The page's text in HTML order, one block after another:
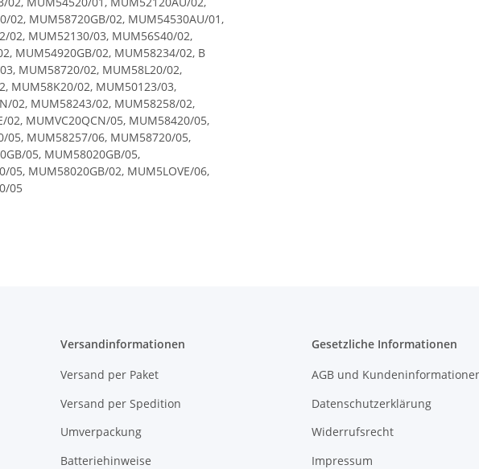
02, MUM58720GB/02, MUM54530AU/01,
02, MUM52130/03, MUM56S40/02,
MUM54920GB/02, MUM58234/02, B
MUM58720/02, MUM58L20/02,
MUM58K20/02, MUM50123/03,
02, MUM58243/02, MUM58258/02,
MUMVC20QCN/05, MUM58420/05,
05, MUM58257/06, MUM58720/05,
05, MUM58020GB/05,
05, MUM58020GB/02, MUM5LOVE/06,
05
Versandinformationen
Versand per Paket
Versand per Spedition
Umverpackung
Batteriehinweise
Gesetzliche Informationen
AGB und
Datenschutzerklärung
Widerrufsrecht
Impressum